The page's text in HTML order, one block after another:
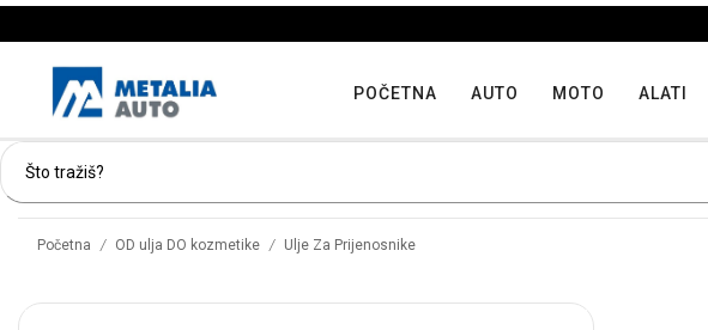
Iskoristite
POČETNA AUTO MOTO ALATI
Početna / OD ulja DO kozmetike / Ulje Za Prijenosnike